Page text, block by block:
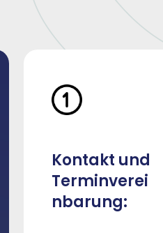
Kontakt und
Terminverei
nbarung: